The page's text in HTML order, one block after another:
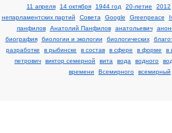
11 апреля 14 октября 1944 год 20-летие 2012
непарламентских партий
Cовета Google Greenpeace
панфилов
Анатолий Панфилов анатольевич
биография
биологии и экологии биологических
разработке
в рыбинске в состав в сфере в форме в
петрович
виктор семерной вита вода водного
времени
Всемирного всемирный